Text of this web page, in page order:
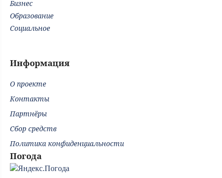
Бизнес
Образование
Социальное
Информация
О проекте
Контакты
Партнёры
Сбор средств
Политика конфиденциальности
Погода